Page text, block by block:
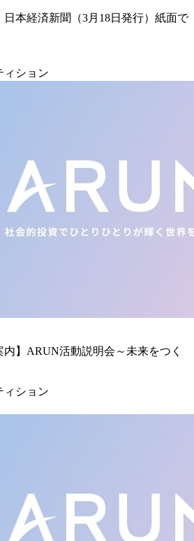
日本経済新聞（3月18日発行）紙面で
ィション
内】ARUN活動説明会～未来をつく
ィション